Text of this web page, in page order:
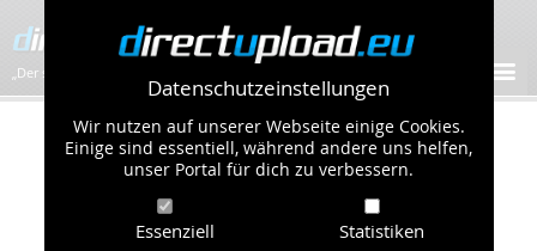
Datenschutzeinstellungen
Wir nutzen auf unserer Webseite einige Cookies.
Einige sind essentiell, während andere uns helfen,
unser Portal für dich zu verbessern.
Essenziell Statistiken
„Der schnellste Bilder-Hoster im Web!”
Kontakt & Support
Um eine schnelle und unkomplizierte
Bearbeitung Ihres Problems zu gewährleisten,